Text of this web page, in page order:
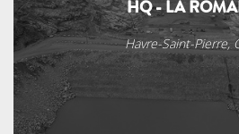
HQ - LA
Havre-Saint-Pierre,